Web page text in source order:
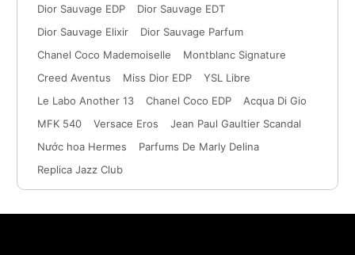
Dior Sauvage EDP
Dior Sauvage EDT
Dior Sauvage Elixir
Dior Sauvage Parfum
Chanel Coco Mademoiselle
Montblanc Signature
Creed Aventus
Miss Dior EDP
YSL Libre
Le Labo Another 13
Chanel Coco EDP
Acqua Di Gio
MFK 540
Versace Eros
Jean Paul Gaultier Scandal
Nước hoa Hermes
Parfums De Marly Delina
Replica Jazz Club